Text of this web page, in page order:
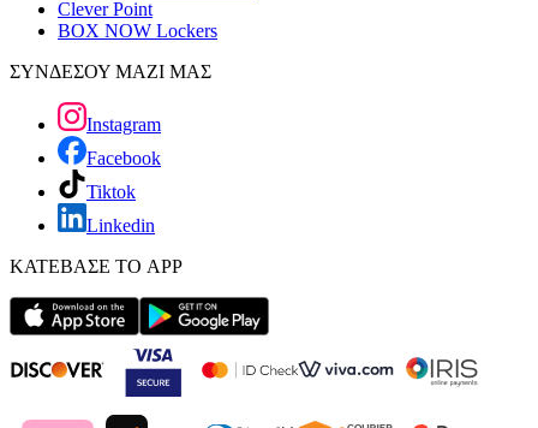
Clever Point
BOX NOW Lockers
ΣΥΝΔΕΣΟΥ ΜΑΖΙ ΜΑΣ
Instagram
Facebook
Tiktok
Linkedin
ΚΑΤΕΒΑΣΕ ΤΟ APP